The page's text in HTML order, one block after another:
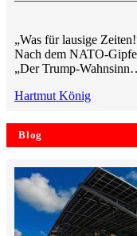
„Was für lausige
Nach dem NATO-
„Der Trump-
Hartmut König
Blog